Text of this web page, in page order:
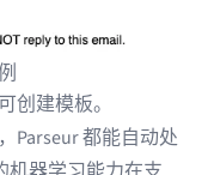
创建模板。
Parseur 都能自动处